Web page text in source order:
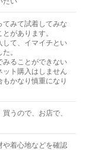
てみて試着してみな
があります。
して、イマイチとい
。
みることができない
ット購入はしません
かなり慎重になり
うので、お店で、
や着心地などを確認